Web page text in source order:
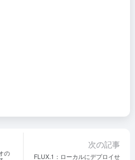
の
次の記事
FLUX.1：ローカルにデプロイせ